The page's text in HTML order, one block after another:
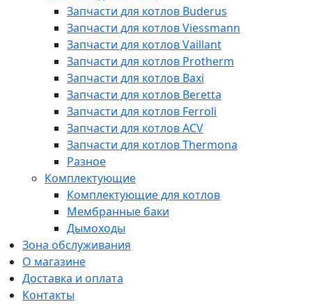
Запчасти для котлов Buderus
Запчасти для котлов Viessmann
Запчасти для котлов Vaillant
Запчасти для котлов Protherm
Запчасти для котлов Baxi
Запчасти для котлов Beretta
Запчасти для котлов Ferroli
Запчасти для котлов ACV
Запчасти для котлов Thermona
Разное
Комплектующие
Комплектующие для котлов
Мембранные баки
Дымоходы
Зона обслуживания
О магазине
Доставка и оплата
Контакты